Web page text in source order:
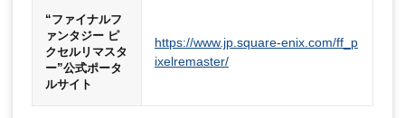
“ファイナルフ
ァンタジー ピ
クセルリマスタ
ー”公式ポータ
ルサイト
https://www.jp.square-enix.com/ff_p
ixelremaster/